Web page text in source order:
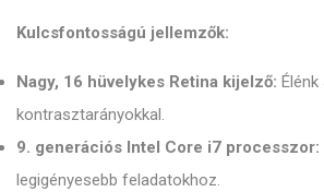
Kulcsfontosságú jellemzők:
Nagy, 16 hüvelykes Retina kijelző:
kontrasztarányokkal.
9. generációs Intel Core i7 processzor:
legigényesebb feladatokhoz.